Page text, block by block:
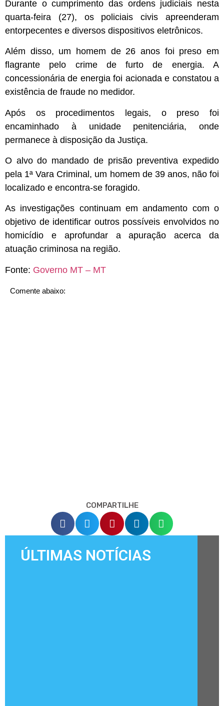
Durante o cumprimento das ordens judiciais nesta
quarta-feira (27), os policiais civis apreenderam
entorpecentes e diversos dispositivos eletrônicos.
Além disso, um homem de 26 anos foi preso em
flagrante pelo crime de furto de energia. A
concessionária de energia foi acionada e constatou a
existência de fraude no medidor.
Após os procedimentos legais, o preso foi
encaminhado à unidade penitenciária, onde
permanece à disposição da Justiça.
O alvo do mandado de prisão preventiva expedido
pela 1ª Vara Criminal, um homem de 39 anos, não foi
localizado e encontra-se foragido.
As investigações continuam em andamento com o
objetivo de identificar outros possíveis envolvidos no
homicídio e aprofundar a apuração acerca da
atuação criminosa na região.
Fonte: Governo MT – MT
Comente abaixo:
COMPARTILHE
ÚLTIMAS NOTÍCIAS